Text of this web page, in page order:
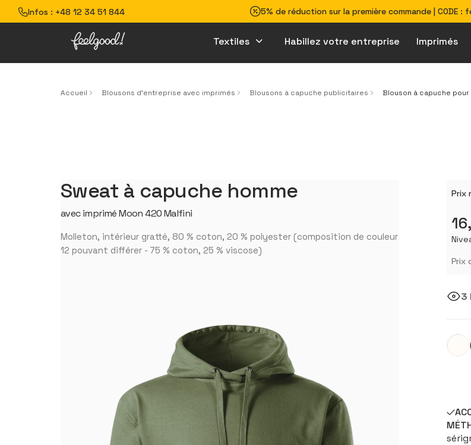
Infos : +48 12 34 51 844 5% de réduction sur la première commande | CODE
Textiles Habillez votre entreprise Imprimés
Accueil Blousons d'entreprise avec imprimés Blousons à capuche publicitaires Blouson à capuche
Sweat à capuche homme
avec imprimé Moon 420 Malfini
Molleton, intérieur gratté, 80 % coton, 20 % polyester (composition de couleur
12 pouvant différer - 75 % coton, 25 % viscose)
Prix
Prix
3